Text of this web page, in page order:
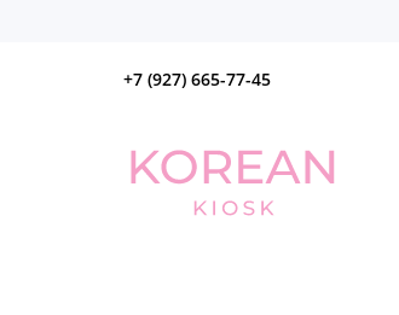
+7 (927) 665-77-45